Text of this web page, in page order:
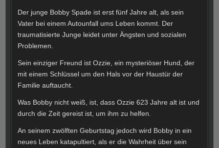
Der junge Bobby Spade ist erst fünf Jahre alt, als sein
Vater bei einem Autounfall ums Leben kommt. Der
traumatisierte Junge leidet unter Ängsten und sozialen
Problemen.
Sein einziger Freund ist Ozzie, ein mysteriöser Hund, der
mit einem Schlüssel um den Hals vor der Haustür der
Familie auftaucht.
Was Bobby nicht weiß, ist, dass Ozzie 623 Jahre alt ist und
durch die Zeit gereist ist, um ihm zu helfen.
An seinem zwölften Geburtstag jedoch wird Bobby in ein
neues Leben katapultiert, als er die Wahrheit über sein